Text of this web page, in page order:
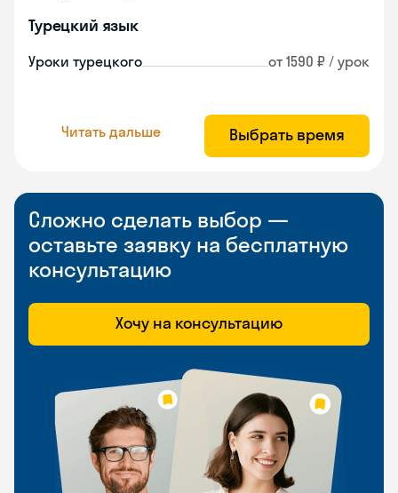
Турецкий язык
Уроки турецкого от 1590 ₽ / урок
Читать дальше Выбрать время
Сложно сделать выбор —
оставьте заявку на бесплатную
консультацию
Хочу на консультацию